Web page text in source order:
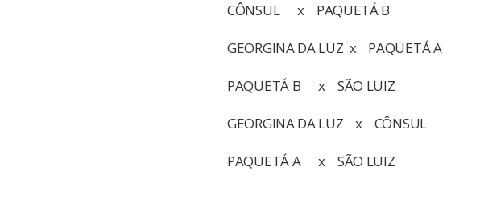
CÔNSUL x PAQUETÁ B
GEORGINA DA LUZ x PAQUETÁ A
PAQUETÁ B x SÃO LUIZ
GEORGINA DA LUZ x CÔNSUL
PAQUETÁ A x SÃO LUIZ